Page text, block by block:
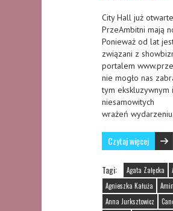
City Hall już
PrzeAmbitni mają
Ponieważ od lat
związani z
portalem
nie mogło nas
tym ekskluzywnym
niesamowitych
wrażeń
Czytaj więcej
Tagi: Agata Załęcka
Agnieszka Kałuża
Anna Jurksztowicz